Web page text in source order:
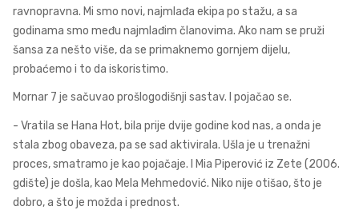
ravnopravna. Mi smo novi, najmlađa ekipa po stažu, a sa
godinama smo među najmlađim članovima. Ako nam se pruži
šansa za nešto više, da se primaknemo gornjem dijelu,
probaćemo i to da iskoristimo.
Mornar 7 je sačuvao prošlogodišnji sastav. I pojačao se.
- Vratila se Hana Hot, bila prije dvije godine kod nas, a onda je
stala zbog obaveza, pa se sad aktivirala. Ušla je u trenažni
proces, smatramo je kao pojačaje. I Mia Piperović iz Zete (2006.
gdište) je došla, kao Mela Mehmedović. Niko nije otišao, što je
dobro, a što je možda i prednost.